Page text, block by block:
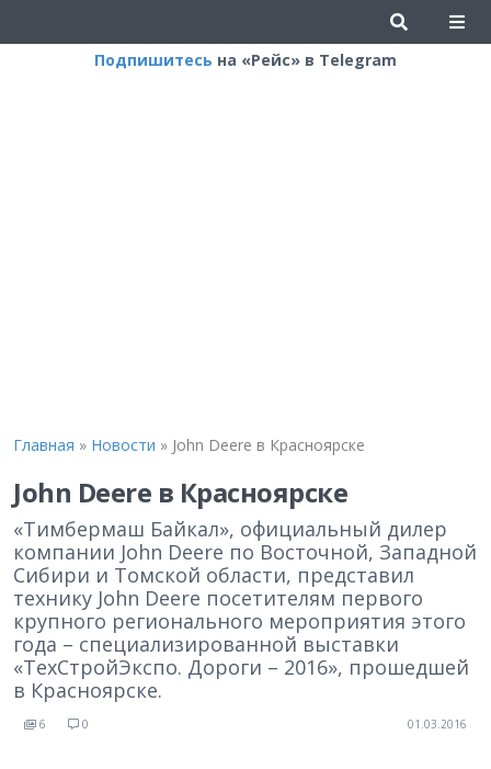
Подпишитесь на «Рейс» в Telegram
Главная » Новости » John Deere в Красноярске
John Deere в Красноярске
«Тимбермаш Байкал», официальный дилер
компании John Deere по Восточной, Западной
Сибири и Томской области, представил
технику John Deere посетителям первого
крупного регионального мероприятия этого
года – специализированной выставки
«ТехСтройЭкспо. Дороги – 2016», прошедшей
в Красноярске.
6 0 01.03.2016